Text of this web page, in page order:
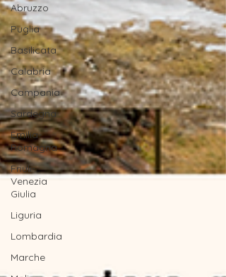
Abruzzo
Puglia
Basilicata
Calabria
Campania
Sardegna
Emilia-
Romagna
Friuli-
Venezia
Giulia
Liguria
Lombardia
Marche